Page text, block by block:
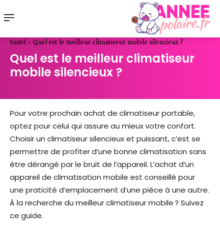
Santé Quel est le meilleur climatiseur mobile silencieux ?
Quel est le meilleur climatiseur
mobile silencieux ?
Pour votre prochain achat de climatiseur portable,
optez pour celui qui assure au mieux votre confort.
Choisir un climatiseur silencieux et puissant, c’est se
permettre de profiter d’une bonne climatisation sans
être dérangé par le bruit de l’appareil. L’achat d’un
appareil de climatisation mobile est conseillé pour
une praticité d’emplacement d’une pièce à une autre.
À la recherche du meilleur climatiseur mobile ? Suivez
ce guide.